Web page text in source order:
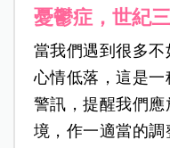
憂鬱症，世紀
當我們遇到很多
心情低落，這是
警訊，提醒我們
境，作一適當的